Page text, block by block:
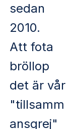
sedan
2010.
Att fota
bröllop
det är vår
"tillsamm
ansgrej"